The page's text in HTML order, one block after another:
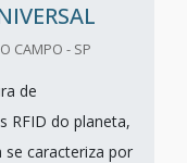
CAMPO - SP
de
RFID do planeta,
caracteriza por